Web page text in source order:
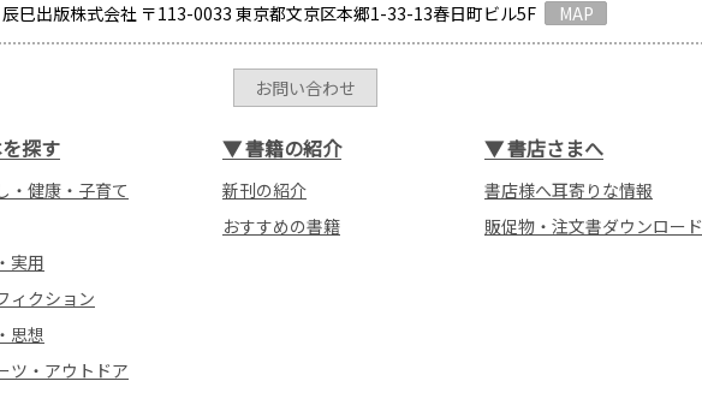
辰巳出版株式会社 〒113-0033 東京都文京区本郷1-33-13春日町ビル5F
MAP
お問い合わせ
探す
・健康・子育て
実用
ィクション
思想
ツ・アウトドア
▼書籍の紹介
新刊の紹介
おすすめの書籍
▼書店さまへ
書店様へ耳寄りな情報
販促物・注文書ダウンロード